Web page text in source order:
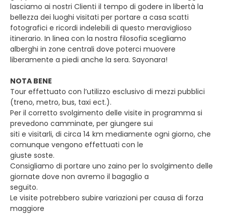
lasciamo ai nostri Clienti il tempo di godere in libertà la
bellezza dei luoghi visitati per portare a casa scatti
fotografici e ricordi indelebili di questo meraviglioso
itinerario. In linea con la nostra filosofia scegliamo
alberghi in zone centrali dove poterci muovere
liberamente a piedi anche la sera. Sayonara!
NOTA BENE
Tour effettuato con l’utilizzo esclusivo di mezzi pubblici
(treno, metro, bus, taxi ect.).
Per il corretto svolgimento delle visite in programma si
prevedono camminate, per giungere sui
siti e visitarli, di circa 14 km mediamente ogni giorno, che
comunque vengono effettuati con le
giuste soste.
Consigliamo di portare uno zaino per lo svolgimento delle
giornate dove non avremo il bagaglio a
seguito.
Le visite potrebbero subire variazioni per causa di forza
maggiore